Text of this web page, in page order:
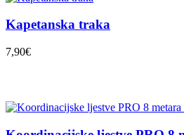
Kapetanska traka
7,90€